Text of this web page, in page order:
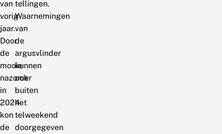
van
vorig
jaar.
Door
de
mooie
nazomer
in
2024
kon
de
tellingen.
Waarnemingen
van
de
argusvlinder
kunnen
ook
buiten
het
telweekend
doorgegeven